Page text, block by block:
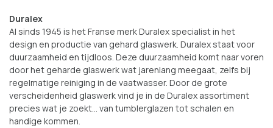
Duralex
Al sinds 1945 is het Franse merk Duralex specialist in het
design en productie van gehard glaswerk. Duralex staat voor
duurzaamheid en tijdloos. Deze duurzaamheid komt naar voren
door het geharde glaswerk wat jarenlang meegaat, zelfs bij
regelmatige reiniging in de vaatwasser. Door de grote
verscheidenheid glaswerk vind je in de Duralex assortiment
precies wat je zoekt... van tumblerglazen tot schalen en
handige kommen.